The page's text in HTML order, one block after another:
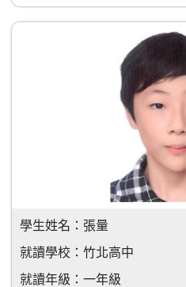
學生姓名： 張量
就讀學校： 竹北高中
就讀年級： 一年級